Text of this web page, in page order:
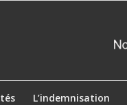
L’indemnisation